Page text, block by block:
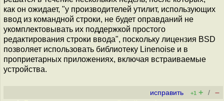
как он ожидает, "у производителей утилит, использующих
ввод из командной строки, не будет оправданий не
укомплектовывать их поддержкой простого
редактирования строки ввода", поскольку лицензия BSD
позволяет использовать библиотеку Linenoise и в
проприетарных приложениях, включая встраиваемые
устройства.
исправить +1 + / –